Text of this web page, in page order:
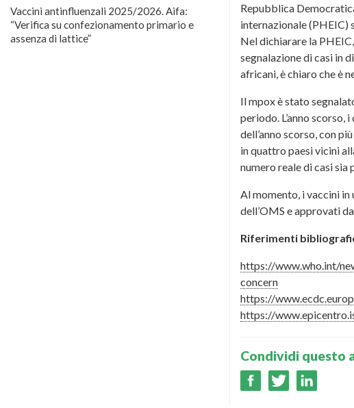
Vaccini antinfluenzali 2025/2026. Aifa:
“Verifica su confezionamento primario e
assenza di lattice”
Repubblica
internazionale (PHEIC)
Nel dichiarare la
segnalazione di casi in
africani, è chiaro che è
Il mpox è stato
periodo. L’anno
dell’anno scorso, con
in quattro paesi vicini
numero reale di casi
Al momento, i vaccini
dell’OMS e approvati
Riferimenti
https://www.who.int/
concern
https://
https://
Condividi questo